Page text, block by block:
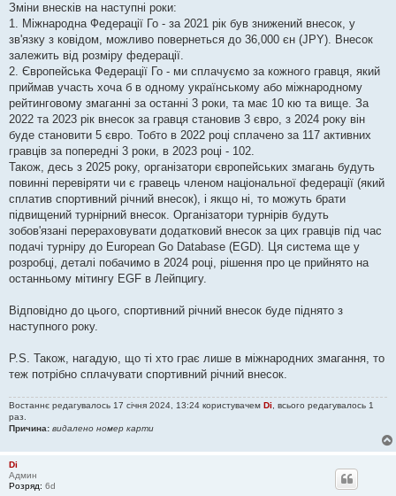
Зміни внесків на наступні роки:
1. Міжнародна Федерації Го - за 2021 рік був знижений внесок, у
зв'язку з ковідом, можливо повернеться до 36,000 єн (JPY). Внесок
залежить від розміру федерації.
2. Європейська Федерації Го - ми сплачуємо за кожного гравця, який
приймав участь хоча б в одному українському або міжнародному
рейтинговому змаганні за останні 3 роки, та має 10 кю та вище. За
2022 та 2023 рік внесок за гравця становив 3 євро, з 2024 року він
буде становити 5 євро. Тобто в 2022 році сплачено за 117 активних
гравців за попередні 3 роки, в 2023 році - 102.
Також, десь з 2025 року, організатори європейських змагань будуть
повинні перевіряти чи є гравець членом національної федерації (який
сплатив спортивний річний внесок), і якщо ні, то можуть брати
підвищений турнірний внесок. Організатори турнірів будуть
зобов'язані перераховувати додатковий внесок за цих гравців під час
подачі турніру до European Go Database (EGD). Ця система ще у
розробці, деталі побачимо в 2024 році, рішення про це прийнято на
останньому мітингу EGF в Лейпцигу.
Відповідно до цього, спортивний річний внесок буде піднято з
наступного року.
P.S. Також, нагадую, що ті хто грає лише в міжнародних змагання, то
теж потрібно сплачувати спортивний річний внесок.
Востаннє редагувалось 17 січня 2024, 13:24 користувачем Di , всього редагувалось 1
раз.
Причина: видалено номер карти
Di
Админ
Розряд: 6d